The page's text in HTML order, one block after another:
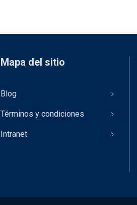
Mapa del sitio
Blog
Términos y condiciones
Intranet